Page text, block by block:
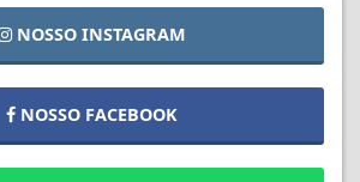
NOSSO INSTAGRAM
NOSSO FACEBOOK